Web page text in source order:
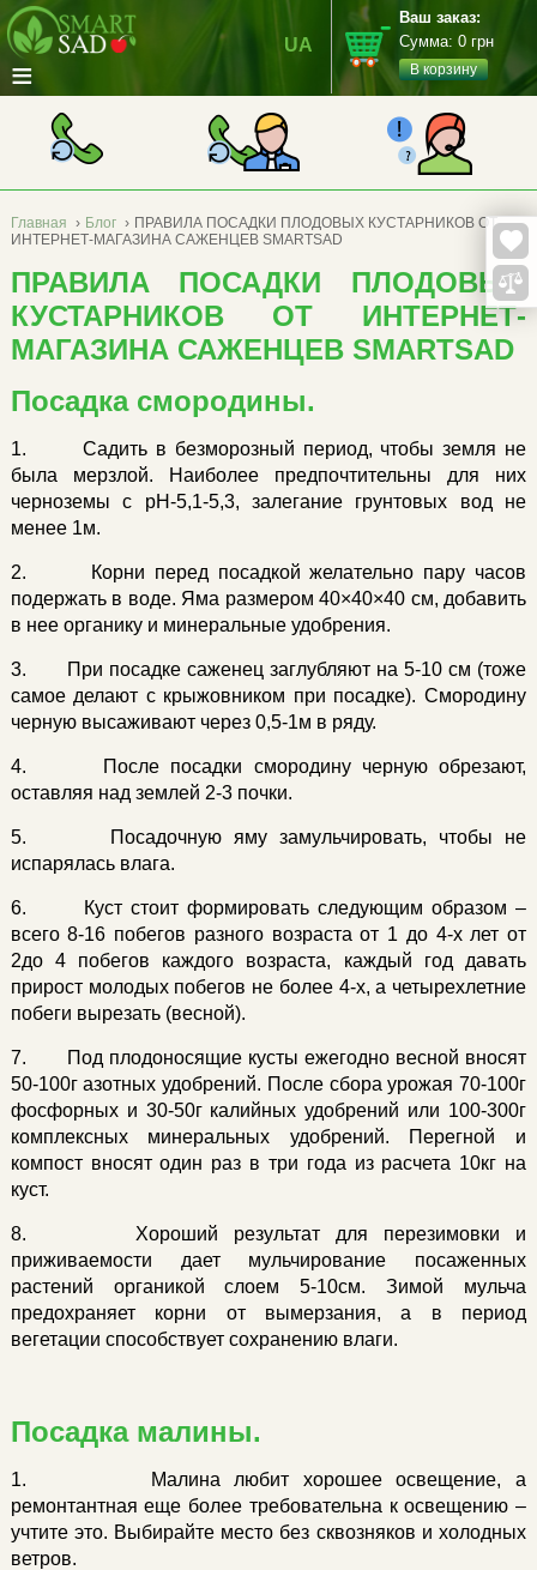
≡
UA
Ваш заказ:
Сумма: 0 грн
В корзину
Главная › Блог › ПРАВИЛА ПОСАДКИ ПЛОДОВЫХ КУСТАРНИКОВ ОТ
ИНТЕРНЕТ-МАГАЗИНА САЖЕНЦЕВ SMARTSAD
ПРАВИЛА ПОСАДКИ ПЛОДОВЫХ
КУСТАРНИКОВ ОТ ИНТЕРНЕТ-
МАГАЗИНА САЖЕНЦЕВ SMARTSAD
Посадка смородины.
1. Садить в безморозный период, чтобы земля не
была мерзлой. Наиболее предпочтительны для них
черноземы с рН-5,1-5,3, залегание грунтовых вод не
менее 1м.
2. Корни перед посадкой желательно пару часов
подержать в воде. Яма размером 40×40×40 см, добавить
в нее органику и минеральные удобрения.
3. При посадке саженец заглубляют на 5-10 см (тоже
самое делают с крыжовником при посадке). Смородину
черную высаживают через 0,5-1м в ряду.
4. После посадки смородину черную обрезают,
оставляя над землей 2-3 почки.
5. Посадочную яму замульчировать, чтобы не
испарялась влага.
6. Куст стоит формировать следующим образом –
всего 8-16 побегов разного возраста от 1 до 4-х лет от
2до 4 побегов каждого возраста, каждый год давать
прирост молодых побегов не более 4-х, а четырехлетние
побеги вырезать (весной).
7. Под плодоносящие кусты ежегодно весной вносят
50-100г азотных удобрений. После сбора урожая 70-100г
фосфорных и 30-50г калийных удобрений или 100-300г
комплексных минеральных удобрений. Перегной и
компост вносят один раз в три года из расчета 10кг на
куст.
8. Хороший результат для перезимовки и
приживаемости дает мульчирование посаженных
растений органикой слоем 5-10см. Зимой мульча
предохраняет корни от вымерзания, а в период
вегетации способствует сохранению влаги.
Посадка малины.
1. Малина любит хорошее освещение, а
ремонтантная еще более требовательна к освещению –
учтите это. Выбирайте место без сквозняков и холодных
ветров.